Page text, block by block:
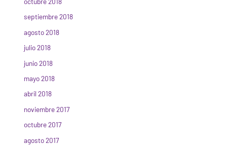
septiembre 2018
agosto 2018
julio 2018
junio 2018
mayo 2018
abril 2018
noviembre 2017
octubre 2017
agosto 2017